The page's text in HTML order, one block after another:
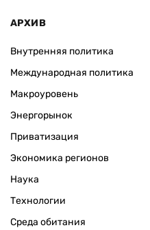
АРХИВ
Внутренняя политика
Международная политика
Макроуровень
Энергорынок
Приватизация
Экономика регионов
Наука
Технологии
Среда обитания